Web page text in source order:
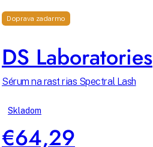
Doprava zadarmo
DS Laboratories
Sérum na rast rias Spectral Lash
Skladom
€64,29